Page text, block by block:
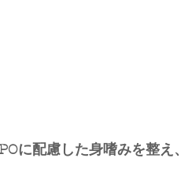
に配慮した身嗜みを整え、